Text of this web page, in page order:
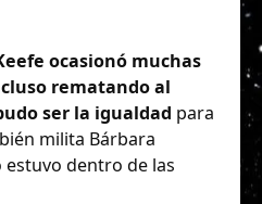
ocasionó muchas
rematando al
ser la igualdad para
milita Bárbara
estuvo dentro de las